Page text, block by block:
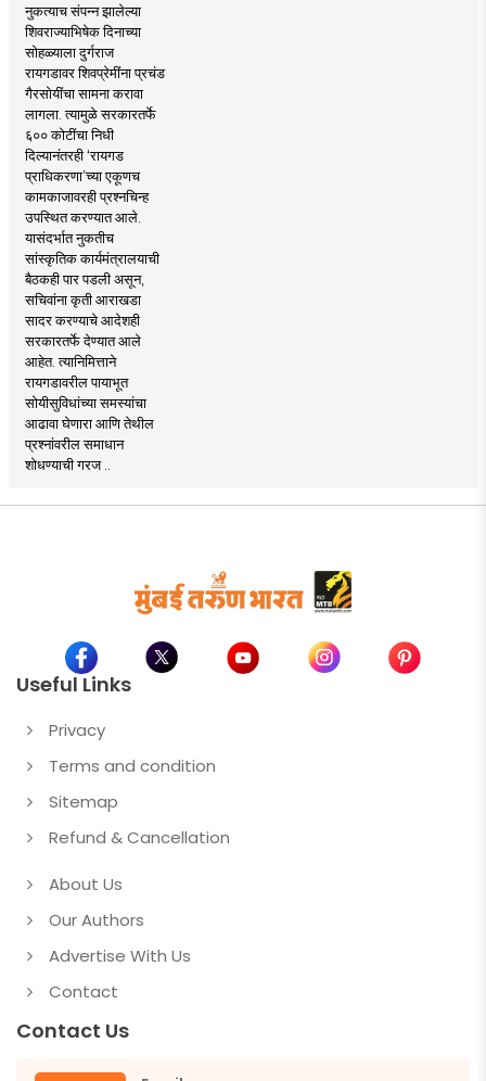
नुकत्याच संपन्न झालेल्या
शिवराज्याभिषेक दिनाच्या
सोहळ्याला दुर्गराज
रायगडावर शिवप्रेमींना प्रचंड
गैरसोयींचा सामना करावा
लागला. त्यामुळे सरकारतर्फे
६०० कोटींचा निधी
दिल्यानंतरही ‘रायगड
प्राधिकरणा’च्या एकूणच
कामकाजावरही प्रश्नचिन्ह
उपस्थित करण्यात आले.
यासंदर्भात नुकतीच
सांस्कृतिक कार्यमंत्रालयाची
बैठकही पार पडली असून,
सचिवांना कृती आराखडा
सादर करण्याचे आदेशही
सरकारतर्फे देण्यात आले
आहेत. त्यानिमित्ताने
रायगडावरील पायाभूत
सोयीसुविधांच्या समस्यांचा
आढावा घेणारा आणि तेथील
प्रश्नांवरील समाधान
शोधण्याची गरज ..
Useful Links
Privacy
Terms and condition
Sitemap
Refund & Cancellation
About Us
Our Authors
Advertise With Us
Contact
Contact Us